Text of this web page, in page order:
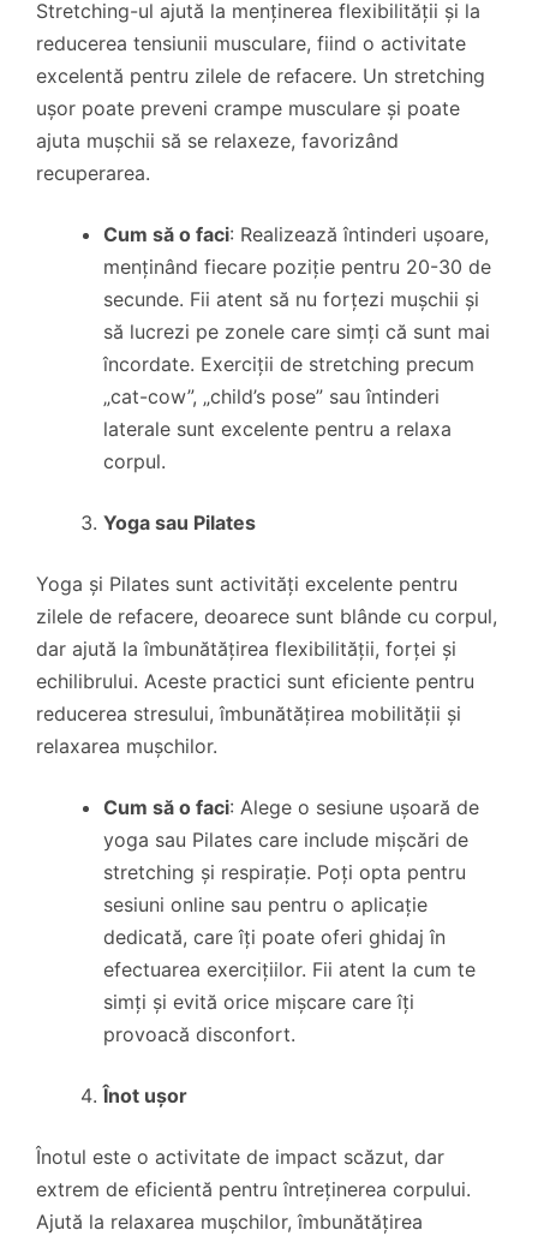
Stretching-ul ajută la menținerea flexibilității și la
reducerea tensiunii musculare, fiind o activitate
excelentă pentru zilele de refacere. Un stretching
ușor poate preveni crampe musculare și poate
ajuta mușchii să se relaxeze, favorizând
recuperarea.
Cum să o faci: Realizează întinderi ușoare,
menținând fiecare poziție pentru 20-30 de
secunde. Fii atent să nu forțezi mușchii și
să lucrezi pe zonele care simți că sunt mai
încordate. Exerciții de stretching precum
„cat-cow”, „child’s pose” sau întinderi
laterale sunt excelente pentru a relaxa
corpul.
Yoga sau Pilates
Yoga și Pilates sunt activități excelente pentru
zilele de refacere, deoarece sunt blânde cu corpul,
dar ajută la îmbunătățirea flexibilității, forței și
echilibrului. Aceste practici sunt eficiente pentru
reducerea stresului, îmbunătățirea mobilității și
relaxarea mușchilor.
Cum să o faci: Alege o sesiune ușoară de
yoga sau Pilates care include mișcări de
stretching și respirație. Poți opta pentru
sesiuni online sau pentru o aplicație
dedicată, care îți poate oferi ghidaj în
efectuarea exercițiilor. Fii atent la cum te
simți și evită orice mișcare care îți
provoacă disconfort.
Înot ușor
Înotul este o activitate de impact scăzut, dar
extrem de eficientă pentru întreținerea corpului.
Ajută la relaxarea mușchilor, îmbunătățirea